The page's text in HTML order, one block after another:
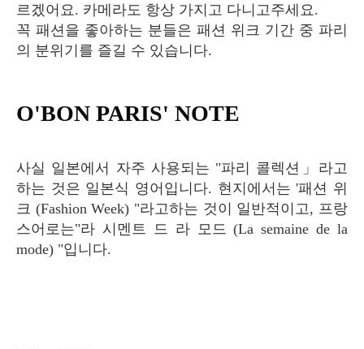
르겠어요. 카메라도 항상 가지고 다니고주세요.
꼭 패션을 좋아하는 분들은 패션 위크 기간 중 파리
의 분위기를 즐길 수 있습니다.
O'BON PARIS' NOTE
사실 일본에서 자주 사용되는 "파리 콜렉션」라고
하는 것은 일본식 영어입니다. 현지에서는 '패션 위
크 (Fashion Week) "라고하는 것이 일반적이고, 프랑
스어로는"라 시멘트 드 라 모드 (La semaine de la
mode) "입니다.